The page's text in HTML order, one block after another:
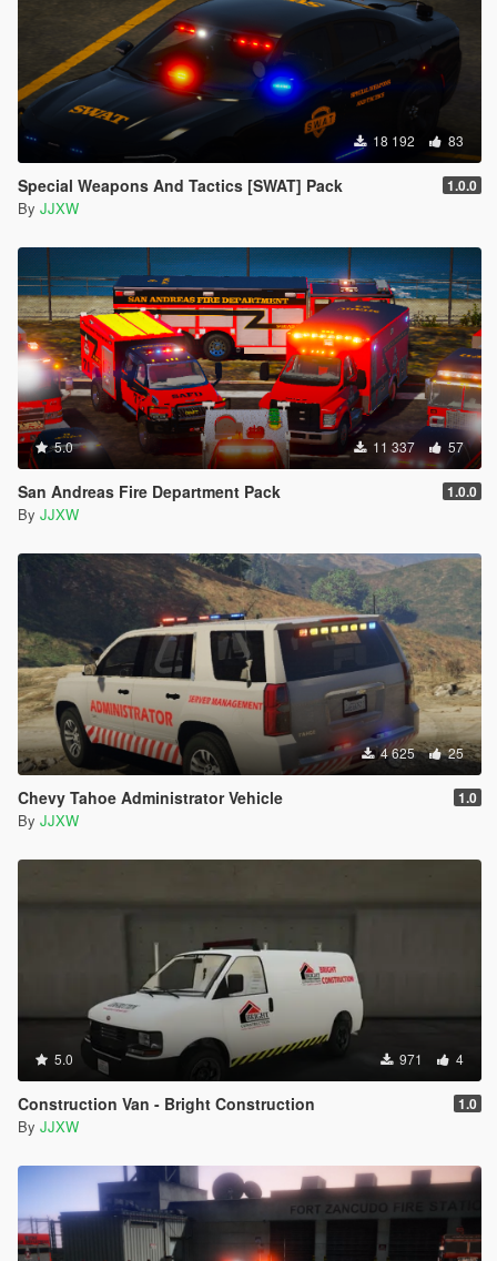
18 192 83
Special Weapons And Tactics [SWAT] Pack 1.0.0
By JJXW
5.0 11 337 57
San Andreas Fire Department Pack 1.0.0
By JJXW
4 625 25
Chevy Tahoe Administrator Vehicle 1.0
By JJXW
5.0 971 4
Construction Van - Bright Construction 1.0
By JJXW